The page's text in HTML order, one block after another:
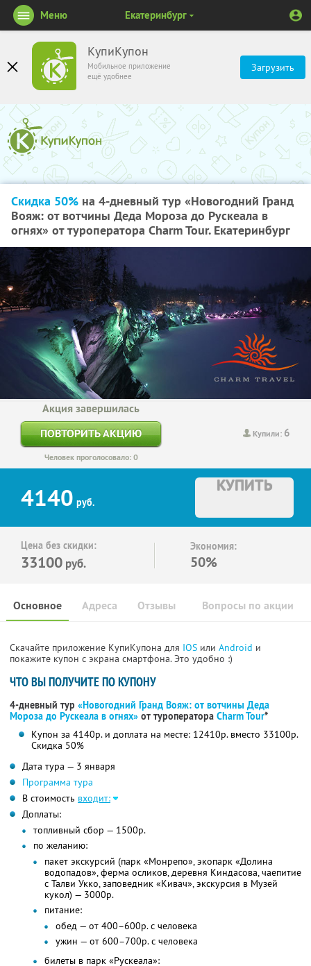
КупиКупон
Мобильное приложение
ещё удобнее
Загрузить
Меню Екатеринбург
Скидка 50% на 4-дневный тур «Новогодний Гранд
Вояж: от вотчины Деда Мороза до Рускеала в
огнях» от туроператора Charm Tour. Екатеринбург
Купили: 6
Акция завершилась
ПОВТОРИТЬ АКЦИЮ
Человек проголосовало: 0
4140 руб.
КУПИТЬ
Цена без скидки:
33100 руб.
Экономия:
50%
Основное Отзывы Вопросы по акции
Адреса
Скачайте приложение КупиКупона для IOS или Android и
покажите купон с экрана смартфона. Это удобно :)
ЧТО ВЫ ПОЛУЧИТЕ ПО КУПОНУ
4-дневный тур «Новогодний Гранд Вояж: от вотчины Деда
Мороза до Рускеала в огнях» от туроператора Charm Tour*
Купон за 4140р. и доплата на месте: 12410р. вместо 33100р.
Скидка 50%
Дата тура — 3 января
Программа тура
В стоимость входит:
Доплаты:
топливный сбор — 1500р.
по желанию:
пакет экскурсий (парк «Монрепо», экопарк «Долина
водопадов», ферма осликов, деревня Киндасова, чаепитие
с Талви Укко, заповедник «Кивач», экскурсия в Музей
кукол) — 3000р.
питание:
обед — от 400–600р. с человека
ужин — от 600–700р. с человека
билеты в парк «Рускеала»: